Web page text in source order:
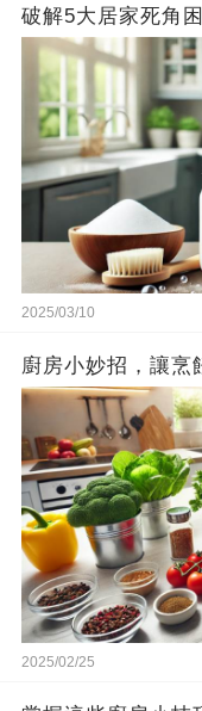
破解5大居家死角
2025/03/10
廚房小妙招，讓烹
2025/02/25